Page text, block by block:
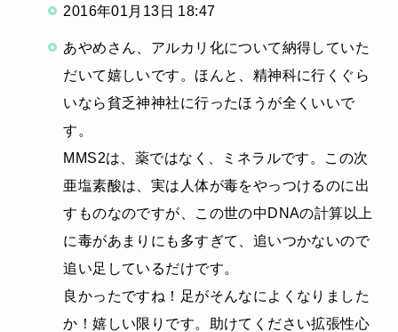
2016年01月13日 18:47
あやめさん、アルカリ化について納得していた
だいて嬉しいです。ほんと、精神科に行くぐら
いなら貧乏神神社に行ったほうが全くいいで
す。
MMS2は、薬ではなく、ミネラルです。この次
亜塩素酸は、実は人体が毒をやっつけるのに出
すものなのですが、この世の中DNAの計算以上
に毒があまりにも多すぎて、追いつかないので
追い足しているだけです。
良かったですね！足がそんなによくなりました
か！嬉しい限りです。助けてください拡張性心